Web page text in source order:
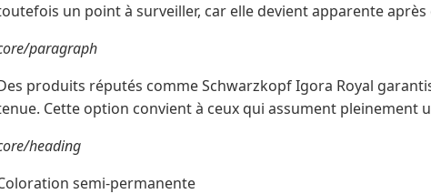
un point à surveiller, car elle devient apparente après
paragraph
produits réputés comme Schwarzkopf Igora Royal
Cette option convient à ceux qui assument pleinement
heading
semi-permanente